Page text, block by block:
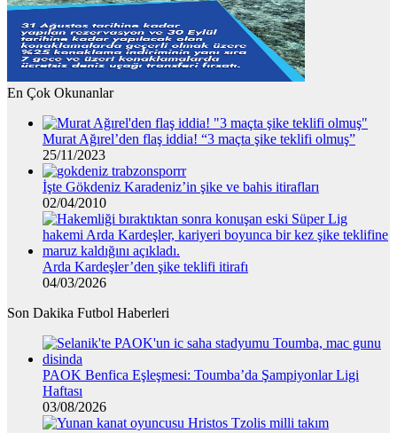
En Çok Okunanlar
Murat Ağırel’den flaş iddia! “3 maçta şike teklifi olmuş”
25/11/2023
İşte Gökdeniz Karadeniz’in şike ve bahis itirafları
02/04/2010
Arda Kardeşler’den şike teklifi itirafı
04/03/2026
Son Dakika Futbol Haberleri
PAOK Benfica Eşleşmesi: Toumba’da Şampiyonlar Ligi
Haftası
03/08/2026